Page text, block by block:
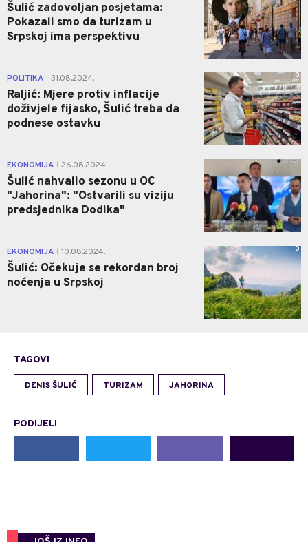
Šulić zadovoljan posjetama:
Pokazali smo da turizam u
Srpskoj ima perspektivu
POLITIKA 31.08.2024.
Raljić: Mjere protiv inflacije
doživjele fijasko, Šulić treba da
podnese ostavku
0
EKONOMIJA 26.08.2024.
Šulić nahvalio sezonu u OC
"Jahorina": "Ostvarili su viziju
predsjednika Dodika"
1
EKONOMIJA 10.08.2024.
Šulić: Očekuje se rekordan broj
noćenja u Srpskoj
0
TAGOVI
DENIS ŠULIĆ TURIZAM JAHORINA
PODIJELI